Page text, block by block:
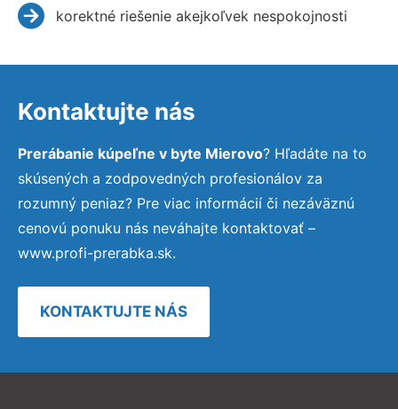
korektné riešenie akejkoľvek nespokojnosti
Kontaktujte nás
Prerábanie kúpeľne v byte Mierovo? Hľadáte na to
skúsených a zodpovedných profesionálov za
rozumný peniaz? Pre viac informácií či nezáväznú
cenovú ponuku nás neváhajte kontaktovať –
www.profi-prerabka.sk.
KONTAKTUJTE NÁS